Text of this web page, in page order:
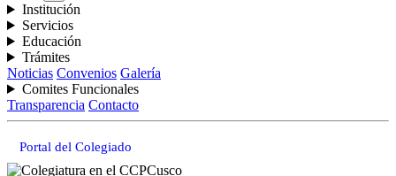
Institución
Servicios
Educación
Trámites
Noticias Convenios Galería
Comites Funcionales
Transparencia Contacto
Portal del Colegiado